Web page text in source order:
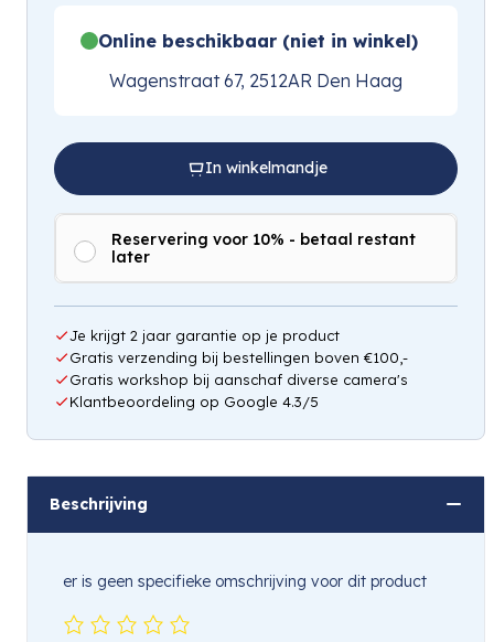
Online beschikbaar (niet in winkel)
Wagenstraat 67, 2512AR Den Haag
In winkelmandje
Reservering voor 10% - betaal restant
later
Je krijgt 2 jaar garantie op je product
Gratis verzending bij bestellingen boven €100,-
Gratis workshop bij aanschaf diverse camera's
Klantbeoordeling op Google 4.3/5
Beschrijving
er is geen specifieke omschrijving voor dit product